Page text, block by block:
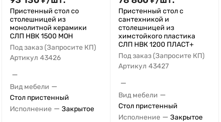
Пристенный стол со
столешницей из
монолитной керамики
СЛП НВК 1500 МОН
Под заказ (Запросите КП)
Артикул 43426
—
Вид мебели —
Стол пристенный
Исполнение — Закрытое
Пристенный стол с
сантехникой и
столешницей из
химстойкого пластика
СЛП НВК 1200 ПЛАСТ+
Под заказ (Запросите КП)
Артикул 43427
—
Вид мебели —
Стол пристенный
Исполнение — Закрытое